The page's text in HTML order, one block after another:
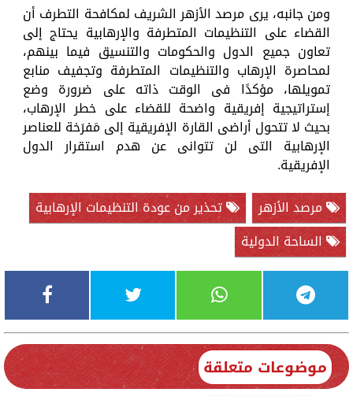
ومن جانبه، يرى مرصد الأزهر الشريف لمكافحة التطرف أن
القضاء على التنظيمات المتطرفة والإرهابية يحتاج إلى
تعاون جميع الدول والحكومات والتنسيق فيما بينهم،
لمحاصرة الإرهاب والتنظيمات المتطرفة وتجفيف منابع
تمويلها، مؤكدًا فى الوقت ذاته على ضرورة وضع
إستراتيجية إفريقية واضحة للقضاء على خطر الإرهاب،
بحيث لا تتحول أراضى القارة الإفريقية إلى مَفرَخة للعناصر
الإرهابية التى لن تتوانى عن هدم استقرار الدول
الإفريقية.
مرصد الأزهر
تحذير من عودة التنظيمات الإرهابية
الساحة الدولية
موضوعات متعلقة